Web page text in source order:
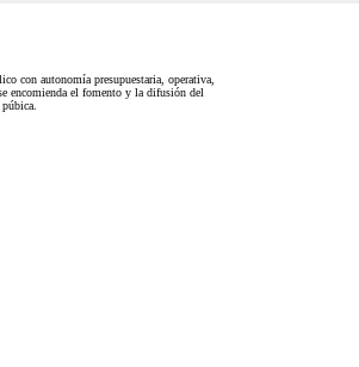
con autonomía presupuestaria, operativa,
encomienda el fomento y la difusión del